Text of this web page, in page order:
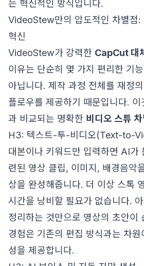
는 혁신적인 방식입니다.
VideoStew만의 압도적인 차별점:
혁신
VideoStew가 강력한 CapCut 대
이유는 단순히 몇 가지 편리한 기
아닙니다. 제작 과정 전체를 재정
플로우를 제공하기 때문입니다.
과 비교되는 명확한 비디오 스튜
H3: 텍스트-투-비디오(Text-to-
대본이나 키워드만 입력하면 AI가
련된 영상 클립, 이미지, 배경음악
상을 완성해줍니다. 더 이상 스톡
시간을 낭비할 필요가 없습니다.
정리하는 것만으로 영상의 초안이
경험은 기존의 편집 방식과는 차
성을 제공합니다.